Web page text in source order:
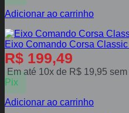
Adicionar ao carrinho
Eixo Comando Corsa
R$ 199,49
Em até 10x de R$ 19,95
Pix
Adicionar ao carrinho